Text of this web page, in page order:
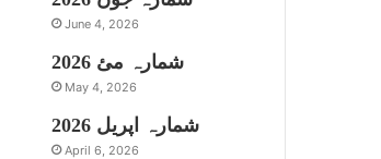
June 4, 2026
شمارہ مئ 2026
May 4, 2026
شمارہ اپریل 2026
April 6, 2026